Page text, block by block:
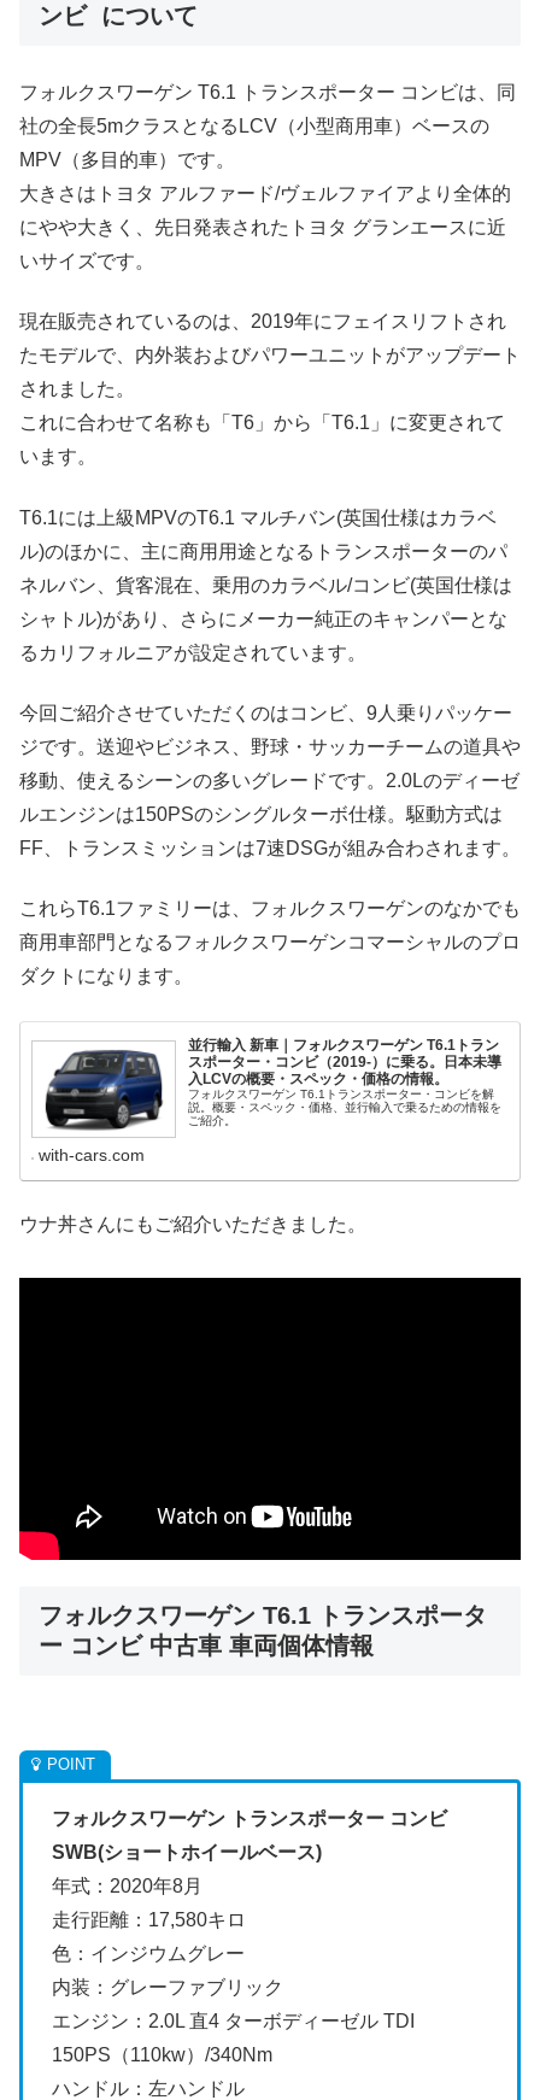
ンビ について
フォルクスワーゲン T6.1 トランスポーター コンビは、同
社の全長5mクラスとなるLCV（小型商用車）ベースの
MPV（多目的車）です。
大きさはトヨタ アルファード/ヴェルファイアより全体的
にやや大きく、先日発表されたトヨタ グランエースに近
いサイズです。
現在販売されているのは、2019年にフェイスリフトされ
たモデルで、内外装およびパワーユニットがアップデート
されました。
これに合わせて名称も「T6」から「T6.1」に変更されて
います。
T6.1には上級MPVのT6.1 マルチバン(英国仕様はカラベ
ル)のほかに、主に商用用途となるトランスポーターのパ
ネルバン、貨客混在、乗用のカラベル/コンビ(英国仕様は
シャトル)があり、さらにメーカー純正のキャンパーとな
るカリフォルニアが設定されています。
今回ご紹介させていただくのはコンビ、9人乗りパッケー
ジです。送迎やビジネス、野球・サッカーチームの道具や
移動、使えるシーンの多いグレードです。2.0Lのディーゼ
ルエンジンは150PSのシングルターボ仕様。駆動方式は
FF、トランスミッションは7速DSGが組み合わされます。
これらT6.1ファミリーは、フォルクスワーゲンのなかでも
商用車部門となるフォルクスワーゲンコマーシャルのプロ
ダクトになります。
並行輸入 新車｜フォルクスワーゲン T6.1トラン
スポーター・コンビ（2019-）に乗る。日本未導
入LCVの概要・スペック・価格の情報。
フォルクスワーゲン T6.1トランスポーター・コンビを解
説。概要・スペック・価格、並行輸入で乗るための情報を
ご紹介。
with-cars.com
ウナ丼さんにもご紹介いただきました。
フォルクスワーゲン T6.1 トランスポータ
ー コンビ 中古車 車両個体情報
フォルクスワーゲン トランスポーター コンビ
SWB(ショートホイールベース)
年式：2020年8月
走行距離：17,580キロ
色：インジウムグレー
内装：グレーファブリック
エンジン：2.0L 直4 ターボディーゼル TDI
150PS（110kw）/340Nm
ハンドル：左ハンドル